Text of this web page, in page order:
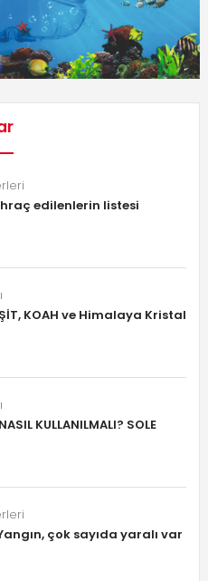
edilenlerin listesi
KOAH ve Himalaya Kristal
KULLANILMALI? SOLE
çok sayıda yaralı var